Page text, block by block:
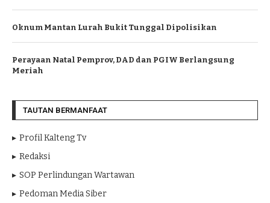
Oknum Mantan Lurah Bukit Tunggal Dipolisikan
Perayaan Natal Pemprov, DAD dan PGIW Berlangsung
Meriah
TAUTAN BERMANFAAT
Profil Kalteng Tv
Redaksi
SOP Perlindungan Wartawan
Pedoman Media Siber